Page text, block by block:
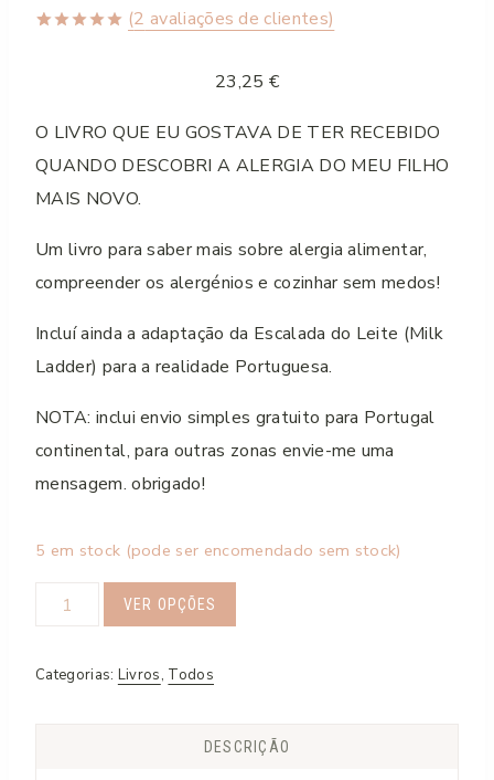
de cliente
(2 avaliações de clientes)
23,25 €
O LIVRO QUE EU GOSTAVA DE TER RECEBIDO
QUANDO DESCOBRI A ALERGIA DO MEU FILHO
MAIS NOVO.
Um livro para saber mais sobre alergia alimentar,
compreender os alergénios e cozinhar sem medos!
Incluí ainda a adaptação da Escalada do Leite (Milk
Ladder) para a realidade Portuguesa.
NOTA: inclui envio simples gratuito para Portugal
continental, para outras zonas envie-me uma
mensagem. obrigado!
5 em stock (pode ser encomendado sem stock)
Quantidade
Livro
VER OPÇÕES
Categorias: Livros, Todos
DESCRIÇÃO